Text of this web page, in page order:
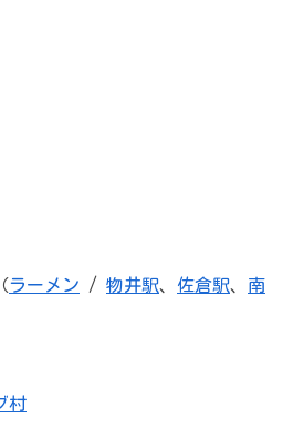
ラーメン / 物井駅、 佐倉駅、 南
村